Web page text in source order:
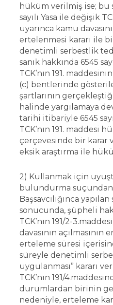
hüküm verilmiş ise; bu
sayılı Yasa ile değişik
uyarınca kamu
ertelenmesi kararı ile
denetimli serbestlik
sanık hakkında 6545
TCK’nın 191.
(c) bentlerinde
şartlarının
halinde yargılamaya
tarihi itibariyle 6545
TCK’nın 191. maddesi
çerçevesinde bir karar
eksik araştırma ile
2) Kullanmak için
bulundurma
Başsavcılığınca
sonucunda, şüpheli
TCK’nın 191/2-
davasının açılmasının
erteleme süresi
süreyle denetimli
uygulanması” kararı
TCK’nın 191/
durumlardan birinin
nedeniyle, erteleme